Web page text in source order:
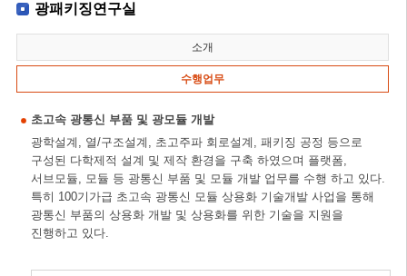
광패키징연구실
소개
수행업무
초고속 광통신 부품 및 광모듈 개발
광학설계, 열/구조설계, 초고주파 회로설계, 패키징 공정 등으로
구성된 다학제적 설계 및 제작 환경을 구축 하였으며 플랫폼,
서브모듈, 모듈 등 광통신 부품 및 모듈 개발 업무를 수행 하고 있다.
특히 100기가급 초고속 광통신 모듈 상용화 기술개발 사업을 통해
광통신 부품의 상용화 개발 및 상용화를 위한 기술을 지원을
진행하고 있다.